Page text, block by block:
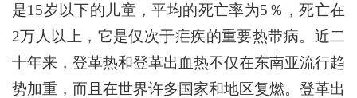
是15岁以下的儿童，平均的死亡率为5％，死亡在
2万人以上，它是仅次于疟疾的重要热带病。近二
十年来，登革热和登革出血热不仅在东南亚流行趋
势加重，而且在世界许多国家和地区复燃。登革出